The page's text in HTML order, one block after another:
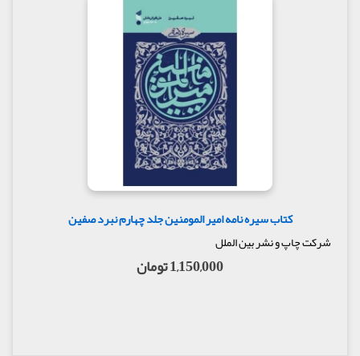
کتاب سیره نامه امیر المومنین جلد چهارم نبرد صفین
شرکت چاپ و نشر بین الملل
1,150,000 تومان